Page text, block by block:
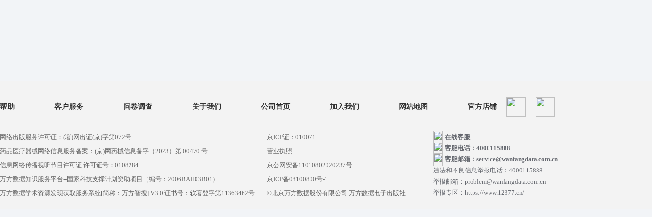
帮助 客户服务 问卷调查 关于我们 公司首页 加入我们 网站地图 官方店铺
网络出版服务许可证：(署)网出证(京)字第072号
药品医疗器械网络信息服务备案：(京)网药械信息备字（2023）第 00470 号
信息网络传播视听节目许可证 许可证号：0108284
万方数据知识服务平台--国家科技支撑计划资助项目（编号：2006BAH03B01）
万方数据学术资源发现获取服务系统[简称：万方智搜] V3.0 证书号：软著登字第11363462号
京ICP证：010071
营业执照
京公网安备11010802020237号
京ICP备08100800号-1
©北京万方数据股份有限公司 万方数据电子出版社
在线客服
客服电话：4000115888
客服邮箱：service@wanfangdata.com.cn
违法和不良信息举报电话：4000115888
举报邮箱：problem@wanfangdata.com.cn
举报专区：https://www.12377.cn/